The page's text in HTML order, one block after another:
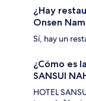
¿Hay
Onsen
Sí, hay un
¿Cómo es
SANSUI
HOTEL